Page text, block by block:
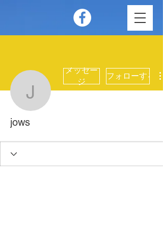
jows
メッセー
ジ
フォローする
jows